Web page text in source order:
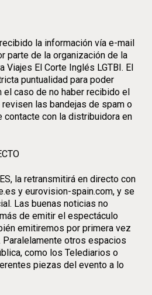
la información vía e-mail
parte de la organización de la
Viajes El Corte Inglés LGTBI. El
puntualidad para poder
el caso de no haber recibido el
las bandejas de spam o
contacte con la distribuidora en
la retransmitirá en directo con
y eurovision-spain.com, y se
Las buenas noticias no
de emitir el espectáculo
emitiremos por primera vez
otros espacios
como los Telediarios o
piezas del evento a lo